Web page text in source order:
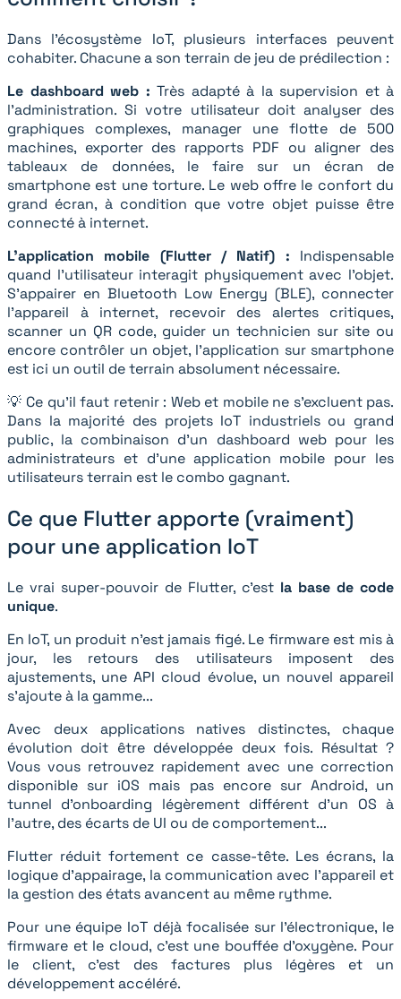
Dans l’écosystème IoT, plusieurs interfaces peuvent
cohabiter. Chacune a son terrain de jeu de prédilection :
Le dashboard web : Très adapté à la supervision et à
l’administration. Si votre utilisateur doit analyser des
graphiques complexes, manager une flotte de 500
machines, exporter des rapports PDF ou aligner des
tableaux de données, le faire sur un écran de
smartphone est une torture. Le web offre le confort du
grand écran, à condition que votre objet puisse être
connecté à internet.
L’application mobile (Flutter / Natif) : Indispensable
quand l’utilisateur interagit physiquement avec l’objet.
S’appairer en Bluetooth Low Energy (BLE), connecter
l’appareil à internet, recevoir des alertes critiques,
scanner un QR code, guider un technicien sur site ou
encore contrôler un objet, l’application sur smartphone
est ici un outil de terrain absolument nécessaire.
💡 Ce qu'il faut retenir : Web et mobile ne s'excluent pas.
Dans la majorité des projets IoT industriels ou grand
public, la combinaison d'un dashboard web pour les
administrateurs et d'une application mobile pour les
utilisateurs terrain est le combo gagnant.
Ce que Flutter apporte (vraiment)
pour une application IoT
Le vrai super-pouvoir de Flutter, c'est la base de code
unique.
En IoT, un produit n'est jamais figé. Le firmware est mis à
jour, les retours des utilisateurs imposent des
ajustements, une API cloud évolue, un nouvel appareil
s'ajoute à la gamme...
Avec deux applications natives distinctes, chaque
évolution doit être développée deux fois. Résultat ?
Vous vous retrouvez rapidement avec une correction
disponible sur iOS mais pas encore sur Android, un
tunnel d'onboarding légèrement différent d'un OS à
l'autre, des écarts de UI ou de comportement...
Flutter réduit fortement ce casse-tête. Les écrans, la
logique d'appairage, la communication avec l’appareil et
la gestion des états avancent au même rythme.
Pour une équipe IoT déjà focalisée sur l'électronique, le
firmware et le cloud, c'est une bouffée d'oxygène. Pour
le client, c’est des factures plus légères et un
développement accéléré.